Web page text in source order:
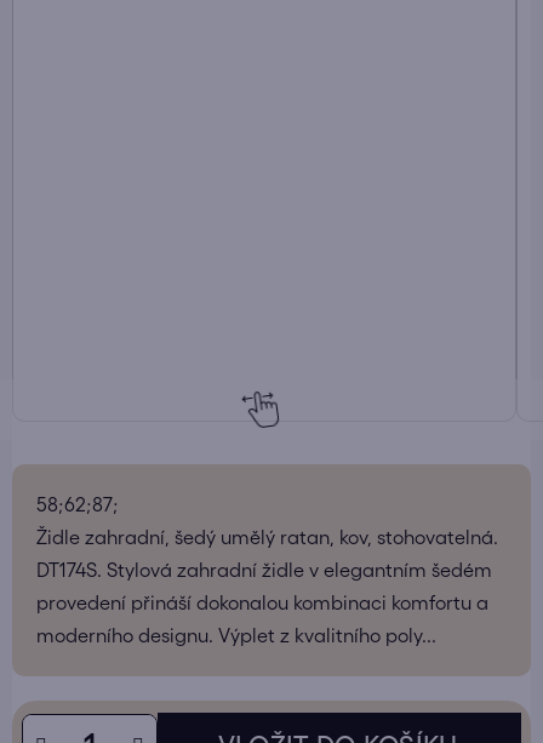
58;62;87;
Židle zahradní, šedý umělý ratan, kov, stohovatelná.
DT174S. Stylová zahradní židle v elegantním šedém
provedení přináší dokonalou kombinaci komfortu a
moderního designu. Výplet z kvalitního poly...